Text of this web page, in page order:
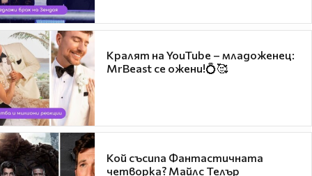
Кралят на YouTube – младоженец:
MrBeast се ожени!💍🥰
Кой съсипа Фантастичната
четворка? Майлс Телър